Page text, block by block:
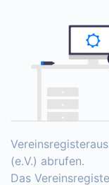
(e.V.) abrufen.
Das